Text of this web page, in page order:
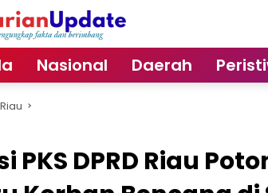
Nasional Daerah
Riau
PKS DPRD Riau